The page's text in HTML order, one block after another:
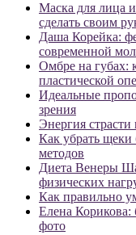
Маска для лица
сделать своим
Даша Корейка:
современной
Омбре на губах:
пластической
Идеальные
зрения
Энергия
Как убрать щеки
методов
Диета Венеры
физических
Как правильно
Елена Корикова:
фото